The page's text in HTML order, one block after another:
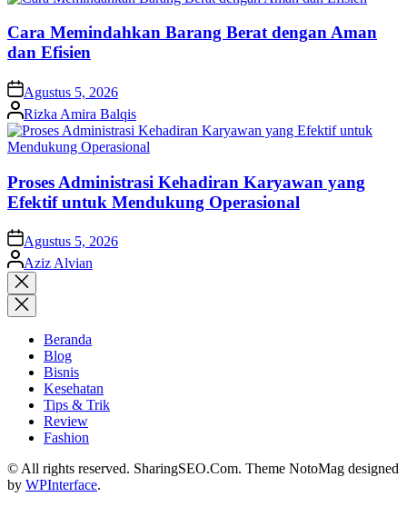
Cara Memindahkan Barang Berat dengan Aman
dan Efisien
on Agustus 5, 2026
Posted
by
Rizka Amira Balqis
Proses Administrasi Kehadiran Karyawan yang
Efektif untuk Mendukung Operasional
on Agustus 5, 2026
Posted
by
Aziz Alvian
Close
search
Beranda
Blog
Bisnis
Kesehatan
Tips & Trik
Review
Fashion
© All rights reserved. SharingSEO.Com. Theme NotoMag designed
by WPInterface.